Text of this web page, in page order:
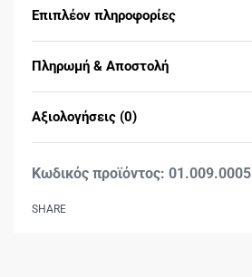
Επιπλέον πληροφορίες
Πληρωμή & Αποστολή
Αξιολογήσεις (0)
01.009.0005
SHARE